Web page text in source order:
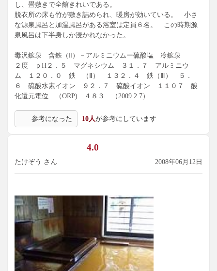
し、畳敷きで全館きれいである。
脱衣所の床も竹が敷き詰められ、暖房が効いている。 小さ
な源泉風呂と加温風呂がある浴室は定員６名。 この時期源
泉風呂は下半身しか浸かれなかった。
毒沢鉱泉 含鉄（Ⅱ）－アルミニウムー硫酸塩 冷鉱泉
２度 ｐH２．５ マグネシウム ３１．７ アルミニウ
ム １２０．０ 鉄 （Ⅱ） １３２．４ 鉄（Ⅲ） ５．
６ 硫酸水素イオン ９２．７ 硫酸イオン １１０７ 酸
化還元電位 （ORP) ４８３ （2009.2.7）
参考になった 10人が参考にしています
4.0
たけぞう さん 2008年06月12日